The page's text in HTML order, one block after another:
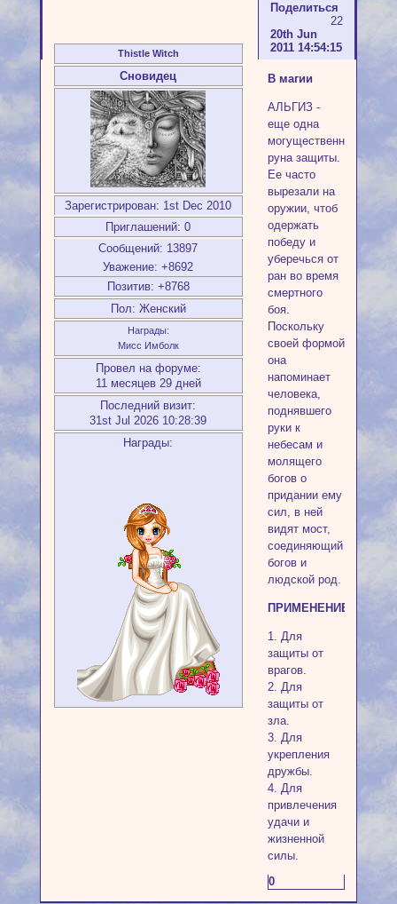
Поделиться
22
20th Jun
2011 14:54:15
Thistle Witch
Сновидец
Зарегистрирован: 1st Dec 2010
Приглашений: 0
Сообщений: 13897
Уважение: +8692
Позитив: +8768
Пол: Женский
Награды:
Мисс Имболк
Провел на форуме:
11 месяцев 29 дней
Последний визит:
31st Jul 2026 10:28:39
Награды:
В магии
АЛЬГИЗ -
еще одна
могущественная
руна защиты.
Ее часто
вырезали на
оружии, чтоб
одержать
победу и
уберечься от
ран во время
смертного
боя.
Поскольку
своей формой
она
напоминает
человека,
поднявшего
руки к
небесам и
молящего
богов о
придании ему
сил, в ней
видят мост,
соединяющий
богов и
людской род.
ПРИМЕНЕНИЕ
1. Для
защиты от
врагов.
2. Для
защиты от
зла.
3. Для
укрепления
дружбы.
4. Для
привлечения
удачи и
жизненной
силы.
0